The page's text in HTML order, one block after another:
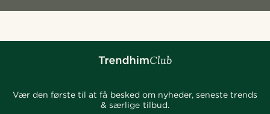
Vær den første til at få besked om nyheder, seneste trends
& særlige tilbud.